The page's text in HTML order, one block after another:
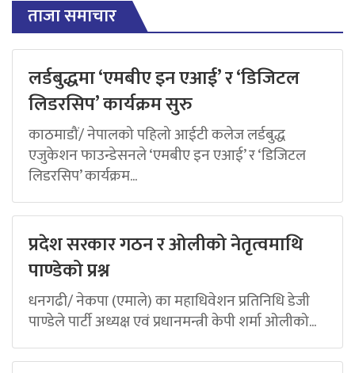
ताजा समाचार
लर्डबुद्धमा ‘एमबीए इन एआई’ र ‘डिजिटल
लिडरसिप’ कार्यक्रम सुरु
काठमाडौं/ नेपालको पहिलो आईटी कलेज लर्डबुद्ध
एजुकेशन फाउन्डेसनले ‘एमबीए इन एआई’ र ‘डिजिटल
लिडरसिप’ कार्यक्रम...
प्रदेश सरकार गठन र ओलीको नेतृत्वमाथि
पाण्डेको प्रश्न
धनगढी/ नेकपा (एमाले) का महाधिवेशन प्रतिनिधि डेजी
पाण्डेले पार्टी अध्यक्ष एवं प्रधानमन्त्री केपी शर्मा ओलीको...